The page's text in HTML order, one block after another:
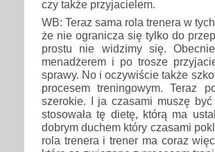
czy także przyjacielem.
WB: Teraz sama rola trenera w
że nie ogranicza się tylko do
prostu nie widzimy się.
menadżerem i po trosze
sprawy. No i oczywiście także
procesem treningowym. Teraz
szerokie. I ja czasami muszę
stosowała tę dietę, którą ma
dobrym duchem który czasami
rola trenera i trener ma coraz